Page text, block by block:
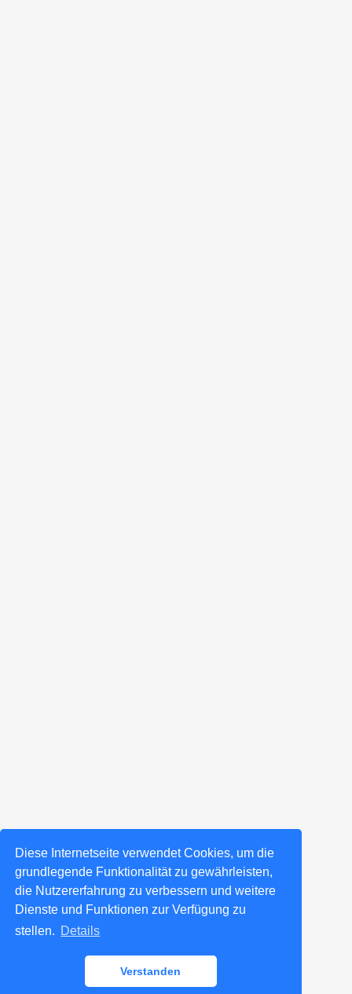
Diese Internetseite verwendet Cookies, um die
grundlegende Funktionalität zu gewährleisten,
die Nutzererfahrung zu verbessern und weitere
Dienste und Funktionen zur Verfügung zu
stellen. Details
Verstanden